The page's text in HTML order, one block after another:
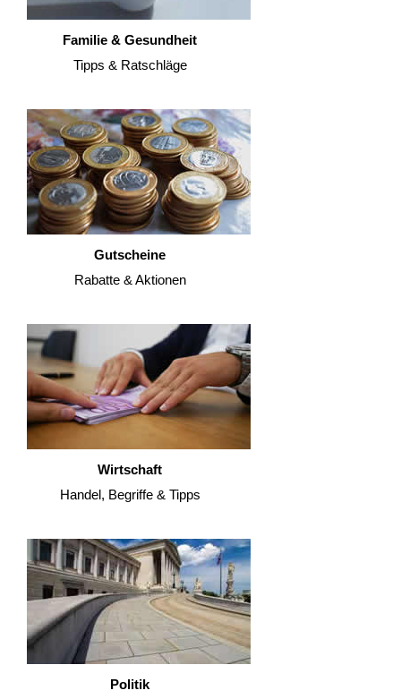
Familie & Gesundheit
Tipps & Ratschläge
Gutscheine
Rabatte & Aktionen
Wirtschaft
Handel, Begriffe & Tipps
Politik